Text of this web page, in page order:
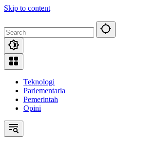
Skip to content
Teknologi
Parlementaria
Pemerintah
Opini